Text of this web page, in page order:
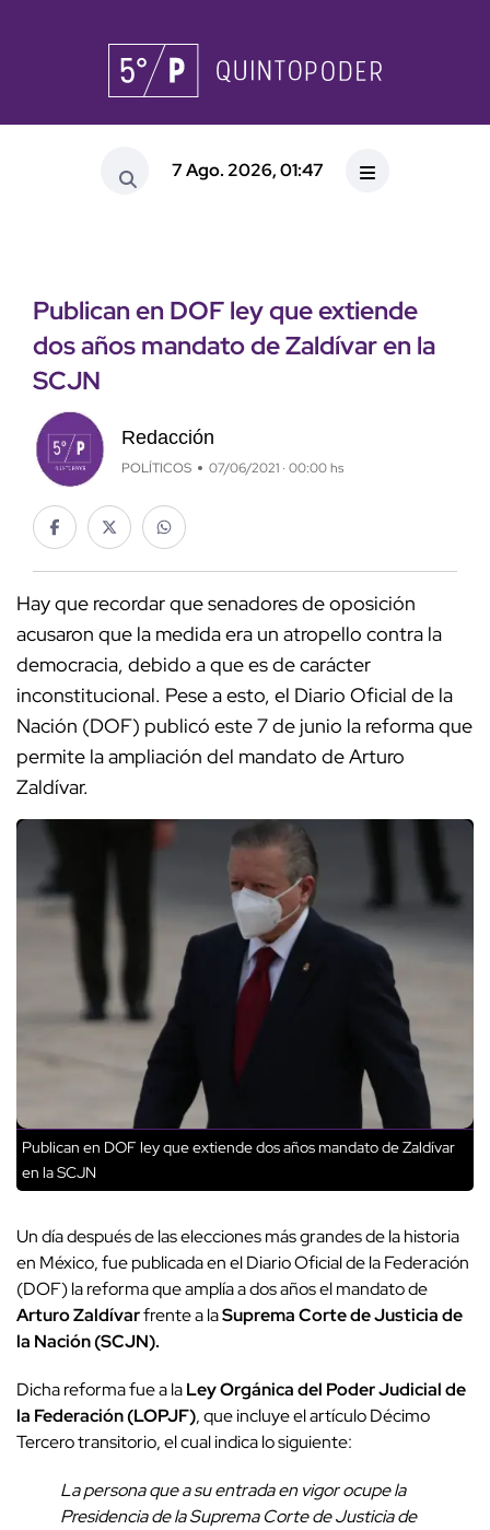
7 Ago. 2026, 01:47
Publican en DOF ley que extiende
dos años mandato de Zaldívar en la
SCJN
Redacción
POLÍTICOS 07/06/2021 · 00:00 hs
Hay que recordar que senadores de oposición
acusaron que la medida era un atropello contra la
democracia, debido a que es de carácter
inconstitucional. Pese a esto, el Diario Oficial de la
Nación (DOF) publicó este 7 de junio la reforma que
permite la ampliación del mandato de Arturo
Zaldívar.
Publican en DOF ley que extiende dos años mandato de Zaldívar
en la SCJN
Un día después de las elecciones más grandes de la historia
en México, fue publicada en el Diario Oficial de la Federación
(DOF) la reforma que amplía a dos años el mandato de
Arturo Zaldívarfrente a laSuprema Corte de Justicia de
la Nación (SCJN).
Dicha reforma fue a laLey Orgánica del Poder Judicial de
la Federación (LOPJF), que incluye el artículo Décimo
Tercero transitorio, el cual indica lo siguiente:
La persona que a su entrada en vigor ocupe la
Presidencia de la Suprema Corte de Justicia de